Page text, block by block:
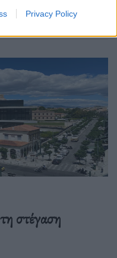
Privacy Policy
στέγαση